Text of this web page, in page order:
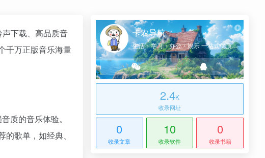
下载、高品质音
千万正版音乐海量
质的音乐体验。
歌单，如经典、
卡农导航
生活・学习・办公・娱乐 一站式优质网址导航
2.4K
收录网址
0
收录文章
10
收录软件
0
收录书籍